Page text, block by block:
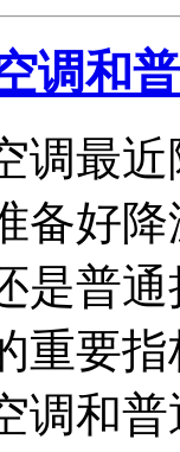
调和
调最
备好
是普
重要
调和